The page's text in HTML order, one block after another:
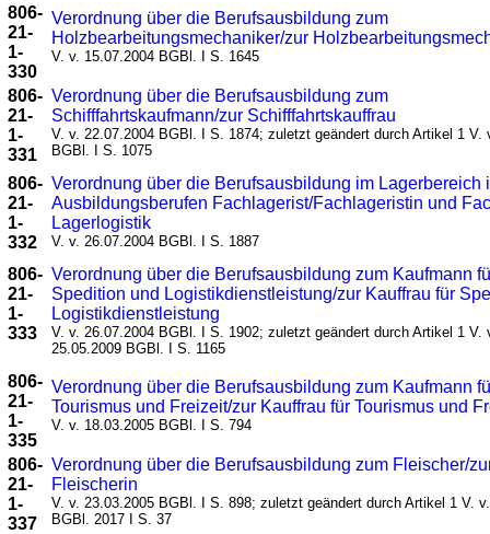
806-
21-
1-
330
Verordnung über die Berufsausbildung zum
Holzbearbeitungsmechaniker/zur
V. v. 15.07.2004 BGBl. I S. 1645
806-
21-
1-
331
Verordnung über die Berufsausbildung zum
Schifffahrtskaufmann/zur Schifffahrtskauffrau
V. v. 22.07.2004 BGBl. I S. 1874; zuletzt geändert durch Artikel 1 V.
BGBl. I S. 1075
806-
21-
1-
332
Verordnung über die Berufsausbildung im Lagerbereich
Ausbildungsberufen Fachlagerist/Fachlageristin und
Lagerlogistik
V. v. 26.07.2004 BGBl. I S. 1887
806-
21-
1-
333
Verordnung über die Berufsausbildung zum Kaufmann
Spedition und Logistikdienstleistung/zur Kauffrau für
Logistikdienstleistung
V. v. 26.07.2004 BGBl. I S. 1902; zuletzt geändert durch Artikel 1 V.
25.05.2009 BGBl. I S. 1165
806-
21-
1-
335
Verordnung über die Berufsausbildung zum Kaufmann
Tourismus und Freizeit/zur Kauffrau für Tourismus und
V. v. 18.03.2005 BGBl. I S. 794
806-
21-
1-
337
Verordnung über die Berufsausbildung zum Fleischer/
Fleischerin
V. v. 23.03.2005 BGBl. I S. 898; zuletzt geändert durch Artikel 1 V.
BGBl. 2017 I S. 37